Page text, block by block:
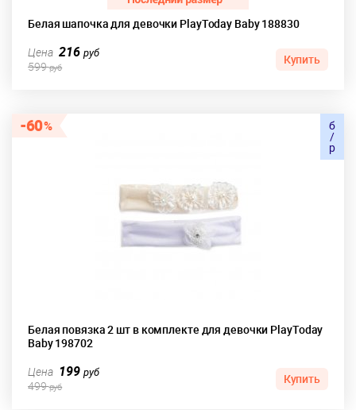
Белая шапочка для девочки PlayToday Baby 188830
Цена 216руб
599руб
Купить
60
Белая повязка 2 шт в комплекте для девочки PlayToday
Baby 198702
б
/
р
Цена 199руб
499руб
Купить